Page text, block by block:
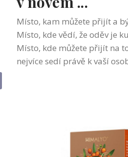
Místo, kam můžete přijít a
Místo, kde vědí, že oděv je
Místo, kde můžete přijít na
nejvíce sedí právě k vaší
slov vyjadřuje naši